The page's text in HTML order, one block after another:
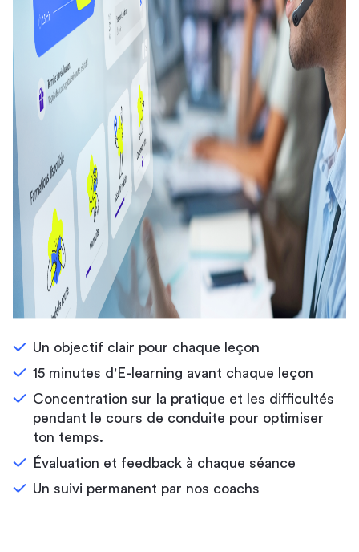
Un objectif clair pour chaque leçon
15 minutes d'E-learning avant chaque leçon
Concentration sur la pratique et les difficultés
pendant le cours de conduite pour optimiser
ton temps.
Évaluation et feedback à chaque séance
Un suivi permanent par nos coachs